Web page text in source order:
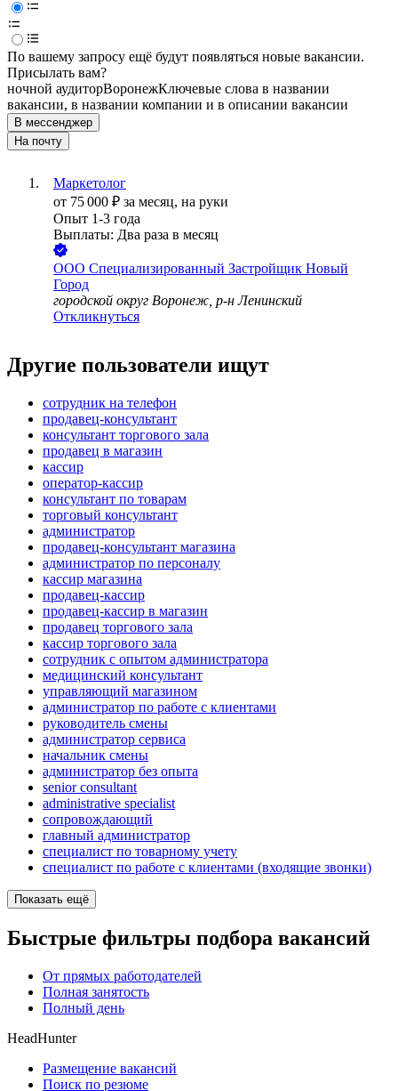
По вашему запросу ещё будут появляться новые вакансии.
Присылать вам?
ночной аудиторВоронежКлючевые слова в названии
вакансии, в названии компании и в описании вакансии
В мессенджер
На почту
Маркетолог
от 75 000 ₽ за месяц, на руки
Опыт 1-3 года
Выплаты: Два раза в месяц
ООО Специализированный Застройщик Новый
Город
городской округ Воронеж, р-н Ленинский
Откликнуться
Другие пользователи ищут
сотрудник на телефон
продавец-консультант
консультант торгового зала
продавец в магазин
кассир
оператор-кассир
консультант по товарам
торговый консультант
администратор
продавец-консультант магазина
администратор по персоналу
кассир магазина
продавец-кассир
продавец-кассир в магазин
продавец торгового зала
кассир торгового зала
сотрудник с опытом администратора
медицинский консультант
управляющий магазином
администратор по работе с клиентами
руководитель смены
администратор сервиса
начальник смены
администратор без опыта
senior consultant
administrative specialist
сопровождающий
главный администратор
специалист по товарному учету
специалист по работе с клиентами (входящие звонки)
Показать ещё
Быстрые фильтры подбора вакансий
От прямых работодателей
Полная занятость
Полный день
HeadHunter
Размещение вакансий
Поиск по резюме